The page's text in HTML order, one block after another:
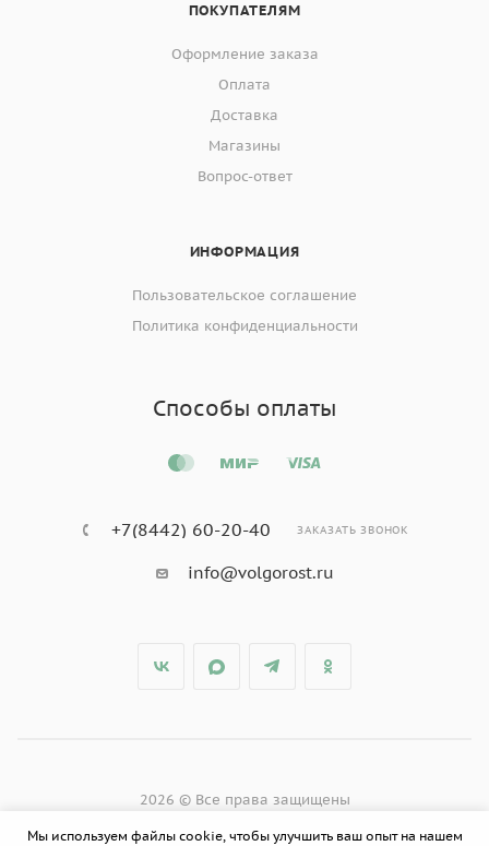
ПОКУПАТЕЛЯМ
Оформление заказа
Оплата
Доставка
Магазины
Вопрос-ответ
ИНФОРМАЦИЯ
Пользовательское соглашение
Политика конфиденциальности
Способы оплаты
+7(8442) 60-20-40 ЗАКАЗАТЬ ЗВОНОК
info@volgorost.ru
2026 © Все права защищены
Мы используем файлы cookie, чтобы улучшить ваш опыт на нашем